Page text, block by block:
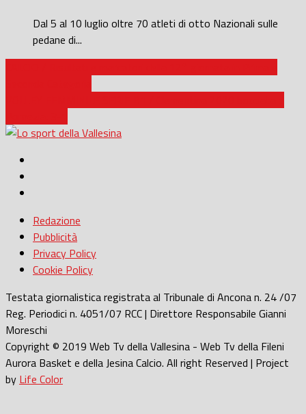
Dal 5 al 10 luglio oltre 70 atleti di otto Nazionali sulle
pedane di...
Redazione
Pubblicità
Privacy Policy
Cookie Policy
Testata giornalistica registrata al Tribunale di Ancona n. 24 /07
Reg. Periodici n. 4051/07 RCC | Direttore Responsabile Gianni
Moreschi
Copyright © 2019 Web Tv della Vallesina - Web Tv della Fileni
Aurora Basket e della Jesina Calcio. All right Reserved | Project
by Life Color